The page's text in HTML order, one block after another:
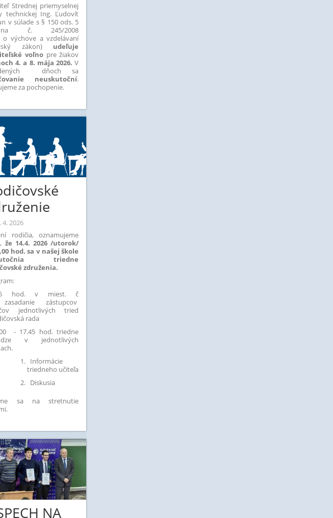
Strednej priemyselnej
technickej Ing. Ľudovít
vsúlade s § 150 ods. 5
č. 245/2008
o výchove a vzdelávaní
zákon) udeľuje
voľno pre žiakov
4. a 8. mája 2026.V
dňoch sa
neuskutoční.
za pochopenie.
4. 2026
rodičia, oznamujeme
že 14.4. 2026 /utorok/
hod. sa v našej škole
triedne
združenia.
hod. v miest. č
zástupcov
jednotlivých tried
rada
- 17.45 hod. triedne
v jednotlivých
Informácie
triedneho učiteľa
Diskusia
sa na stretnutie
NA